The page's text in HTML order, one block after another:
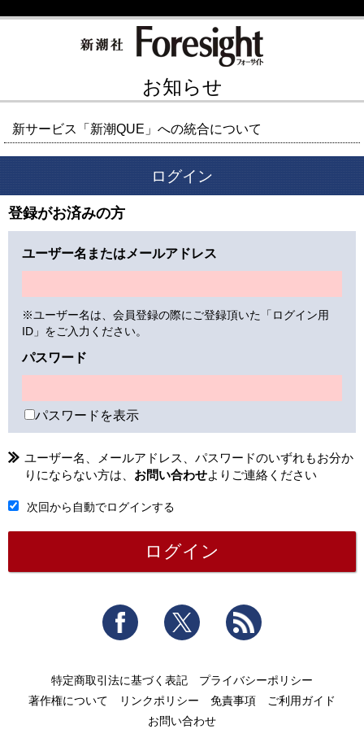
お知らせ
新サービス「新潮QUE」への統合について
ログイン
登録がお済みの方
ユーザー名またはメールアドレス
※ユーザー名は、会員登録の際にご登録頂いた「ログイン用
ID」をご入力ください。
パスワード
パスワードを表示
ユーザー名、メールアドレス、パスワードのいずれもお分か
りにならない方は、 お問い合わせよりご連絡ください
次回から自動でログインする
Facebook Twitter
特定商取引法に基づく表記
プライバシーポリシー
著作権について
リンクポリシー 免責事項
ご利用ガイド
お問い合わせ